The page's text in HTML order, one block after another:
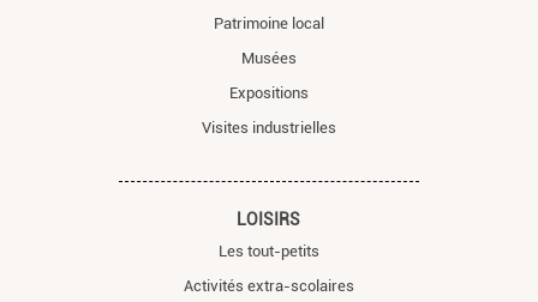
Patrimoine local
Musées
Expositions
Visites industrielles
LOISIRS
Les tout-petits
Activités extra-scolaires